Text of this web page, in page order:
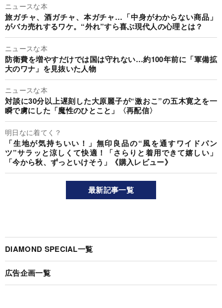
ニュースな本
旅ガチャ、酒ガチャ、本ガチャ…「中身がわからない商品」
がバカ売れするワケ。“外れ”すら喜ぶ現代人の心理とは？
ニュースな本
防衛費を増やすだけでは国は守れない…約100年前に「軍備拡
大のワナ」を見抜いた人物
ニュースな本
対談に30分以上遅刻した大原麗子が“激おこ”の五木寛之を一
瞬で虜にした「魔性のひとこと」〈再配信〉
明日なに着てく？
「生地が気持ちいい！」無印良品の“風を通すワイドパン
ツ”サラッと涼しくて快適！「さらりと着用できて嬉しい」
「今から秋、ずっといけそう」《購入レビュー》
最新記事一覧
DIAMOND SPECIAL一覧
広告企画一覧